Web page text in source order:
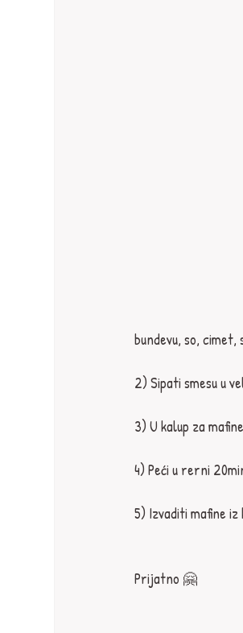
bundevu, so,
2) Sipati smesu u
3) U kalup za
4) Peći u rerni
5) Izvaditi mafine
Prijatno 🤗⁣